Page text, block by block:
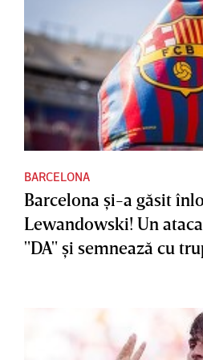
BARCELONA
Barcelona şi-a găsit
Lewandowski! Un
"DA" şi semnează cu